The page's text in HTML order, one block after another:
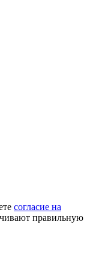
согласие на
правильную